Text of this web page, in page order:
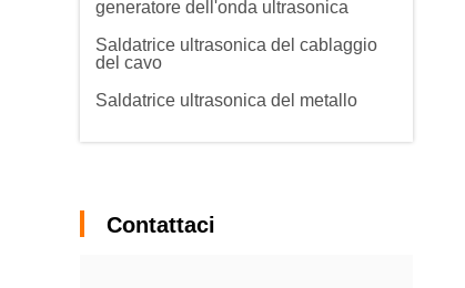
generatore dell'onda ultrasonica
Saldatrice ultrasonica del cablaggio
del cavo
Saldatrice ultrasonica del metallo
Contattaci